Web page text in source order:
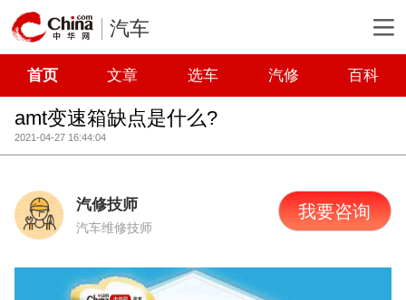
汽车
首页 文章 选车 汽修 百科
amt变速箱缺点是什么?
2021-04-27 16:44:04
汽修技师
汽车维修技师
我要咨询